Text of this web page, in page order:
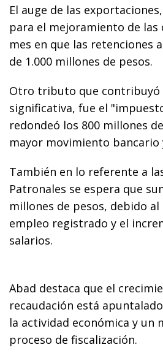
El auge de las
para el mejoramiento de las
mes en que las retenciones
de 1.000 millones de pesos.
Otro tributo que contribuyó
significativa, fue el
redondeó los 800 millones
mayor movimiento bancario
También en lo referente a
Patronales se espera que
millones de pesos, debido
empleo registrado y el
salarios.
Abad destaca que el
recaudación está
la actividad económica y un
proceso de fiscalización.